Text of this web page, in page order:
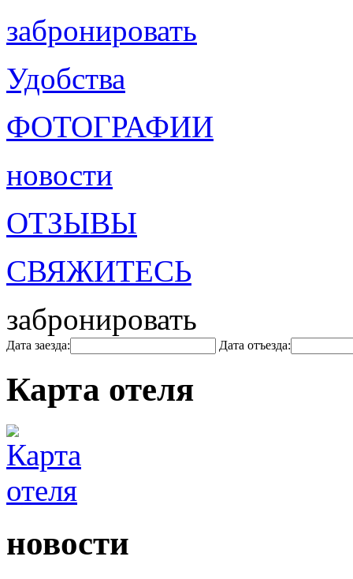
забронировать
Удобства
ФОТОГРАФИИ
новости
ОТЗЫВЫ
СВЯЖИТЕСЬ
забронировать
Дата заезда: Дата отъезда:
Карта отеля
новости